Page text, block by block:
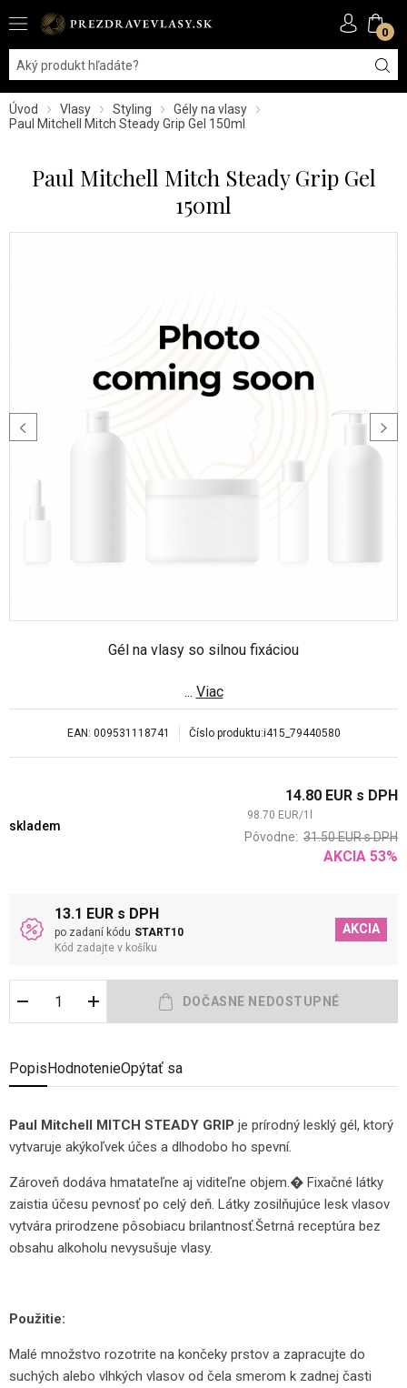
0
Úvod Vlasy Styling
Gély na vlasy
Paul Mitchell Mitch Steady Grip Gel 150ml
Paul Mitchell Mitch Steady Grip Gel
150ml
Gél na vlasy so silnou fixáciou
... Viac
EAN: 009531118741 Číslo produktu:i415_79440580
skladem
14.80 EUR s DPH
98.70 EUR/1
Pôvodne: 31.50EURs DPH
AKCIA 53%
13.1 EUR s DPH
po zadaní kódu START10
Kód zadajte v košíku
AKCIA
Popis HodnotenieOpýtať sa
Paul Mitchell MITCH STEADY GRIP je prírodný lesklý gél, ktorý
vytvaruje akýkoľvek účes a dlhodobo ho spevní.
Zároveň dodáva hmatateľne aj viditeľne objem.� Fixačné látky
zaistia účesu pevnosť po celý deň. Látky zosilňujúce lesk vlasov
vytvára prirodzene pôsobiacu brilantnosť.Šetrná receptúra bez
obsahu alkoholu nevysušuje vlasy.
Použitie:
Malé množstvo rozotrite na končeky prstov a zapracujte do
suchých alebo vlhkých vlasov od čela smerom k zadnej časti